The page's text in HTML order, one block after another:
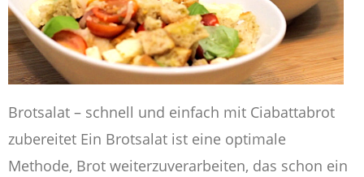
Brotsalat – schnell und einfach mit Ciabattabrot
zubereitet Ein Brotsalat ist eine optimale
Methode, Brot weiterzuverarbeiten, das schon ein